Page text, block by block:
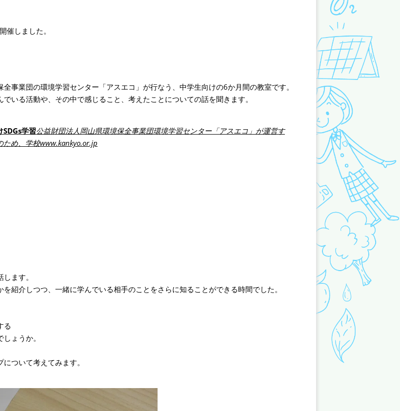
しました。
事業団の環境学習センター「アスエコ」が行なう、中学生向けの6か月間の教室です。
いる活動や、その中で感じること、考えたことについての話を聞きます。
学習公益財団法人岡山県環境保全事業団環境学習センター「アスエコ」が運営す
ため、学校www.kankyo.or.jp
ます。
紹介しつつ、一緒に学んでいる相手のことをさらに知ることができる時間でした。
る
ょうか。
ついて考えてみます。